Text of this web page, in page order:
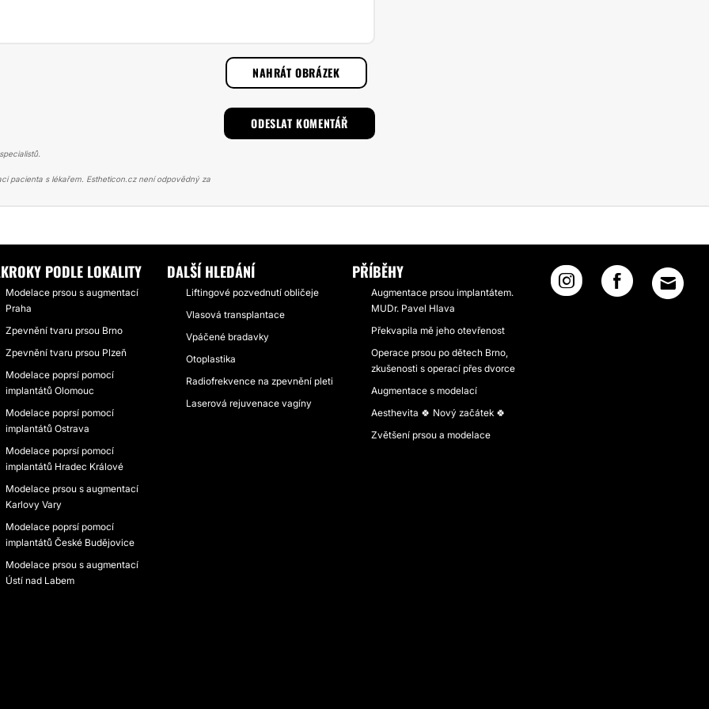
NAHRÁT OBRÁZEK
pacienta s lékařem. Estheticon.cz není odpovědný za
PRSOU S AUGMENTACÍ
PODLE LOKALITY
Modelace prsou s augmentací
Praha
Zpevnění tvaru prsou Brno
Zpevnění tvaru prsou Plzeň
Modelace poprsí pomocí
implantátů Olomouc
Modelace poprsí pomocí
implantátů Ostrava
Modelace poprsí pomocí
implantátů Hradec Králové
Modelace prsou s augmentací
Karlovy Vary
Modelace poprsí pomocí
implantátů České Budějovice
Modelace prsou s augmentací
Ústí nad Labem
DALŠÍ HLEDÁNÍ
Liftingové pozvednutí obličeje
Vlasová transplantace
Vpáčené bradavky
Otoplastika
Radiofrekvence na zpevnění pleti
Laserová rejuvenace vagíny
PŘÍBĚHY
Augmentace prsou implantátem.
MUDr. Pavel Hlava
Překvapila mě jeho otevřenost
Operace prsou po dětech Brno,
zkušenosti s operací přes dvorce
Augmentace s modelací
Aesthevita 🍀 Nový začátek 🍀
Zvětšení prsou a modelace